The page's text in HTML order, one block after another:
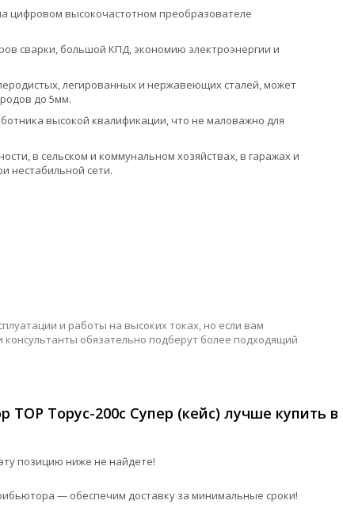
цифровом высокочастотном преобразователе
сварки, большой КПД, экономию электроэнергии и
легированных и нержавеющих сталей, может
до 5мм.
высокой квалификации, что не маловажно для
в сельском и коммунальном хозяйствах, в гаражах и
нестабильной сети.
и работы на высоких токах, но если вам
обязательно подберут более подходящий
Торус-200с Супер (кейс) лучше купить в
позицию ниже не найдете!
— обеспечим доставку за минимальные сроки!